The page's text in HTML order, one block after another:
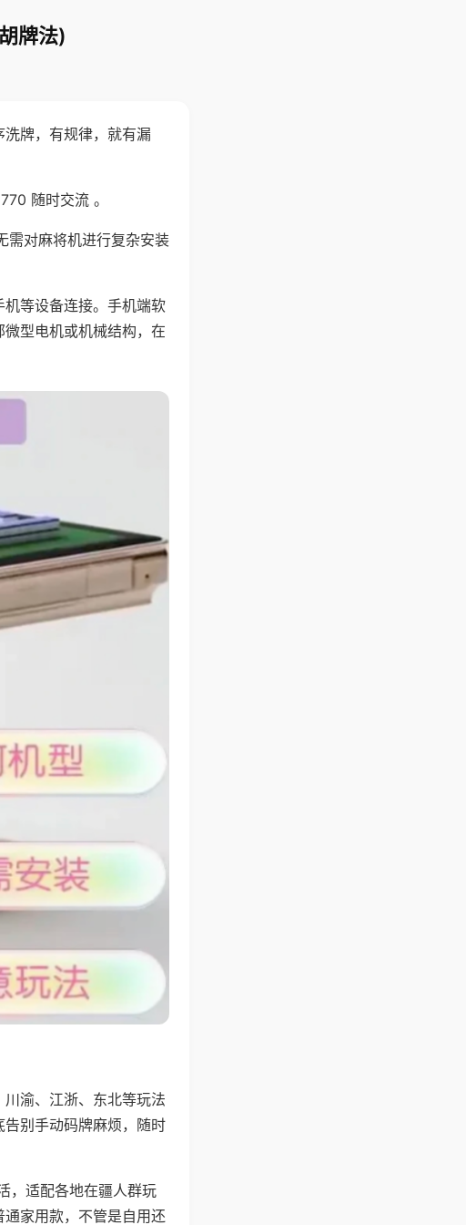
牌法)
牌，有规律，就有漏
随时交流 。
需对麻将机进行复杂安装
等设备连接。手机端软
型电机或机械结构，在
川渝、江浙、东北等玩法
别手动码牌麻烦，随时
，适配各地在疆人群玩
家用款，不管是自用还